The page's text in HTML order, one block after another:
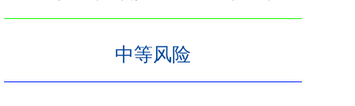
中等风险